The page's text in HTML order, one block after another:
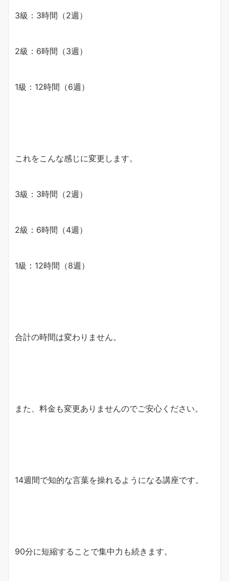
3級：3時間（2週）
2級：6時間（3週）
1級：12時間（6週）
これをこんな感じに変更します。
3級：3時間（2週）
2級：6時間（4週）
1級：12時間（8週）
合計の時間は変わりません。
また、料金も変更ありませんのでご安心ください。
14週間で知的な言葉を操れるようになる講座です。
90分に短縮することで集中力も続きます。